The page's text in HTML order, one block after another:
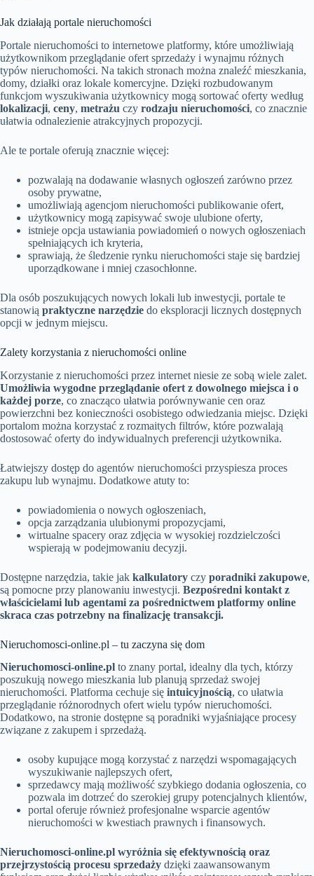
Jak działają portale nieruchomości
Portale nieruchomości to internetowe platformy, które umożliwiają
użytkownikom przeglądanie ofert sprzedaży i wynajmu różnych
typów nieruchomości. Na takich stronach można znaleźć mieszkania,
domy, działki oraz lokale komercyjne. Dzięki rozbudowanym
funkcjom wyszukiwania użytkownicy mogą sortować oferty według
lokalizacji, ceny, metrażu czy rodzaju nieruchomości, co znacznie
ułatwia odnalezienie atrakcyjnych propozycji.
Ale te portale oferują znacznie więcej:
pozwalają na dodawanie własnych ogłoszeń zarówno przez
osoby prywatne,
umożliwiają agencjom nieruchomości publikowanie ofert,
użytkownicy mogą zapisywać swoje ulubione oferty,
istnieje opcja ustawiania powiadomień o nowych ogłoszeniach
spełniających ich kryteria,
sprawiają, że śledzenie rynku nieruchomości staje się bardziej
uporządkowane i mniej czasochłonne.
Dla osób poszukujących nowych lokali lub inwestycji, portale te
stanowią praktyczne narzędzie do eksploracji licznych dostępnych
opcji w jednym miejscu.
Zalety korzystania z nieruchomości online
Korzystanie z nieruchomości przez internet niesie ze sobą wiele zalet.
Umożliwia wygodne przeglądanie ofert z dowolnego miejsca i o
każdej porze, co znacząco ułatwia porównywanie cen oraz
powierzchni bez konieczności osobistego odwiedzania miejsc. Dzięki
portalom można korzystać z rozmaitych filtrów, które pozwalają
dostosować oferty do indywidualnych preferencji użytkownika.
Łatwiejszy dostęp do agentów nieruchomości przyspiesza proces
zakupu lub wynajmu. Dodatkowe atuty to:
powiadomienia o nowych ogłoszeniach,
opcja zarządzania ulubionymi propozycjami,
wirtualne spacery oraz zdjęcia w wysokiej rozdzielczości
wspierają w podejmowaniu decyzji.
Dostępne narzędzia, takie jak kalkulatory czy poradniki zakupowe,
są pomocne przy planowaniu inwestycji. Bezpośredni kontakt z
właścicielami lub agentami za pośrednictwem platformy online
skraca czas potrzebny na finalizację transakcji.
Nieruchomosci-online.pl – tu zaczyna się dom
Nieruchomosci-online.pl to znany portal, idealny dla tych, którzy
poszukują nowego mieszkania lub planują sprzedaż swojej
nieruchomości. Platforma cechuje się intuicyjnością, co ułatwia
przeglądanie różnorodnych ofert wielu typów nieruchomości.
Dodatkowo, na stronie dostępne są poradniki wyjaśniające procesy
związane z zakupem i sprzedażą.
osoby kupujące mogą korzystać z narzędzi wspomagających
wyszukiwanie najlepszych ofert,
sprzedawcy mają możliwość szybkiego dodania ogłoszenia, co
pozwala im dotrzeć do szerokiej grupy potencjalnych klientów,
portal oferuje również profesjonalne wsparcie agentów
nieruchomości w kwestiach prawnych i finansowych.
Nieruchomosci-online.pl wyróżnia się efektywnością oraz
przejrzystością procesu sprzedaży dzięki zaawansowanym